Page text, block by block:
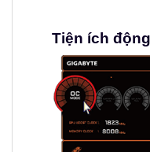
Tiện ích